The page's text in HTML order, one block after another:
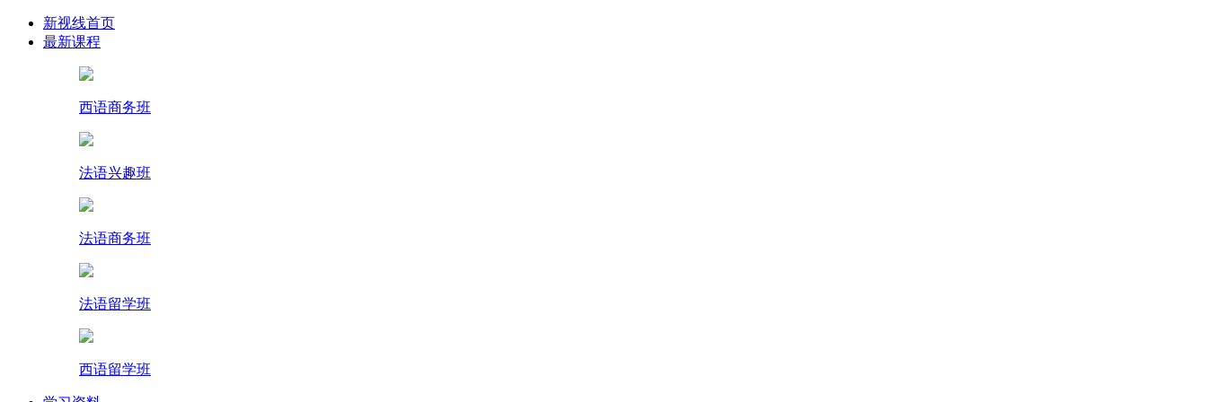
新视线首页
最新课程
西语商务班
法语兴趣班
法语商务班
法语留学班
西语留学班